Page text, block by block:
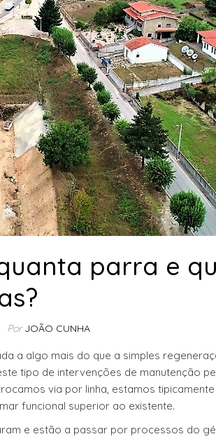
parra e
Por JOÃO CUNHA
a algo mais do que a simples
tipo de intervenções de manutenção
via por linha, estamos
funcional superior ao existente.
e estão a passar por processos do